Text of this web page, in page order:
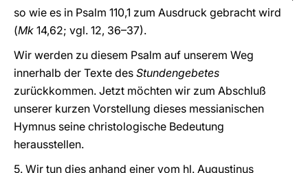
so wie es in Psalm 110,1 zum Ausdruck gebracht wird
(Mk 14,62; vgl. 12, 36–37).
Wir werden zu diesem Psalm auf unserem Weg
innerhalb der Texte des Stundengebetes
zurückkommen. Jetzt möchten wir zum Abschluß
unserer kurzen Vorstellung dieses messianischen
Hymnus seine christologische Bedeutung
herausstellen.
5. Wir tun dies anhand einer vom hl. Augustinus